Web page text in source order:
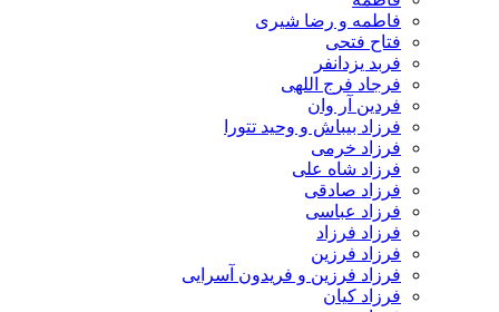
فاطمه و رضا شیری
فتاح فتحی
فربد یزدانفر
فرجاد فرج اللهی
فردین آر وان
فرزاد بیباش و وحید تتورا
فرزاد خرمی
فرزاد شاه علی
فرزاد صادقی
فرزاد عباسی
فرزاد فرزاد
فرزاد فرزین
فرزاد فرزین و فریدون آسرایی
فرزاد کیان